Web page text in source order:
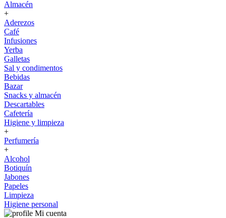
Almacén
+
Aderezos
Café
Infusiones
Yerba
Galletas
Sal y condimentos
Bebidas
Bazar
Snacks y almacén
Descartables
Cafetería
Higiene y limpieza
+
Perfumería
+
Alcohol
Botiquín
Jabones
Papeles
Limpieza
Higiene personal
Mi cuenta